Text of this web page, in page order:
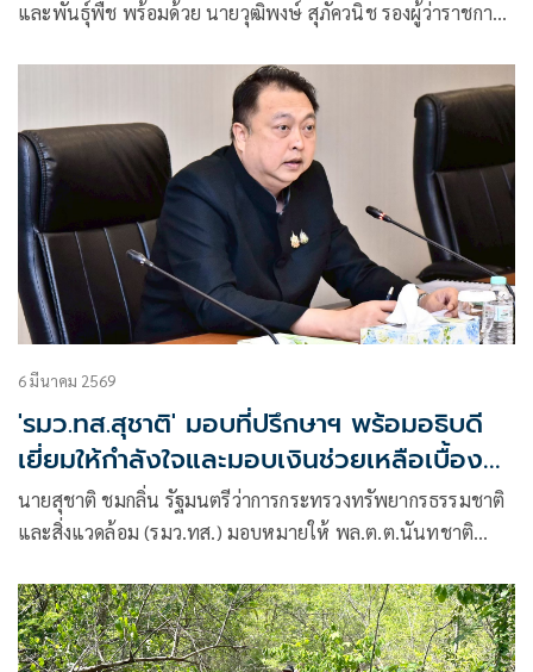
เพื่อนข้าราชการร่วมบริจาคโลหิตช่วยชีวิต
และพันธุ์พืช พร้อมด้วย นายวุฒิพงษ์ สุภัควนิช รองผู้ว่าราชการ
วรุณ จันทร์สว่าง หัวหน้าสถานีควบคุมไฟป่าสลักพระ-เอราวัณ
และผู้ช่วยหัวหน้าอุทยานแห่งชาติเอราวัณ จ.กาญจนบุรี ซึ่งได้รับ
บาดเจ็บสาหัสจากการถูกคนร้ายใช้อาวุธปืนยิงขณะปฏิบัติหน้าที่
6 มีนาคม 2569
'รมว.ทส.สุชาติ' มอบที่ปรึกษาฯ พร้อมอธิบดี
เยี่ยมให้กำลังใจและมอบเงินช่วยเหลือเบื้อง
ต้น แก่ครอบครัว หน.สถานีฯไฟป่าสลักพระฯ
ก่อนเดินทางติดตามการสอบปากคำผู้ต้องหา
นายสุชาติ ชมกลิ่น รัฐมนตรีว่าการกระทรวงทรัพยากรธรรมชาติ
และสิ่งแวดล้อม (รมว.ทส.) มอบหมายให้ พล.ต.ต.นันทชาติ
ชันษา อธิบดีกรมอุทยานแห่งชาติ สัตว์ป่า และพันธุ์พืช เดินทาง
เข้าเยี่ยมและให้กำลังใจครอบครัวของ นายวรุณ จันทร์สว่าง
หัวหน้าสถานีควบคุมไฟป่าสลักพระ-เอราวัณ และผู้ช่วยหัวหน้า